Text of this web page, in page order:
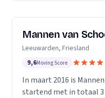
Mannen van
Leeuwarden, Friesland
9,6Moving Score
In maart 2016 is
startend met in totaal 3